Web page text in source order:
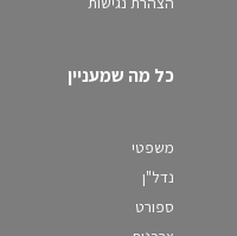
כל מה שמעניין
משפטי
נדל"ן
ספורט